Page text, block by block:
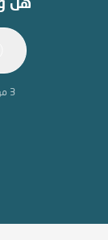
هل
3